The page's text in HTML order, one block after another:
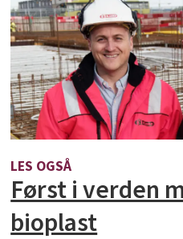
LES OGSÅ
Først i verden
bioplast